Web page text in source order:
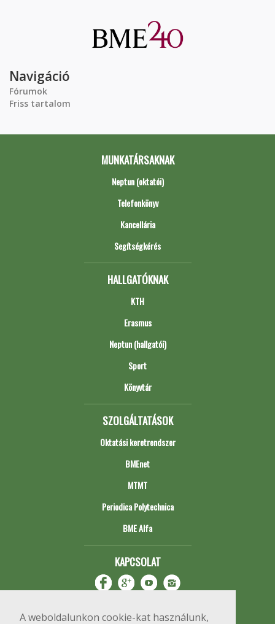
A weboldalunkon cookie-kat használunk,
Navigáció
Fórumok
Friss tartalom
MUNKATÁRSAKNAK
Neptun (oktatói)
Telefonkönyv
Kancellária
Segítségkérés
HALLGATÓKNAK
KTH
Erasmus
Neptun (hallgatói)
Sport
Könyvtár
SZOLGÁLTATÁSOK
Oktatási keretrendszer
BMEnet
MTMT
Periodica Polytechnica
BME Alfa
KAPCSOLAT